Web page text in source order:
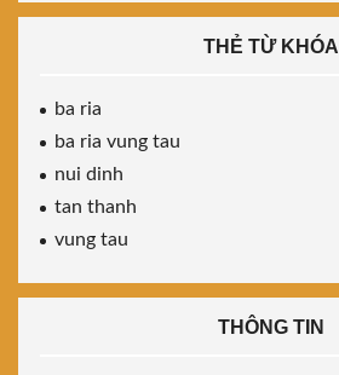
THẺ TỪ KHÓA
ba ria
ba ria vung tau
nui dinh
tan thanh
vung tau
THÔNG TIN